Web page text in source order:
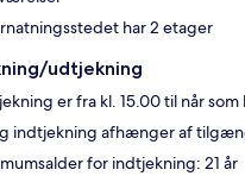
har 2 etager
udtjekning
er fra kl. 15.00 til når som
indtjekning afhænger af
for indtjekning: 21 år